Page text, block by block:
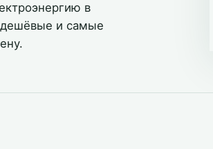
в
дешёвые и самые